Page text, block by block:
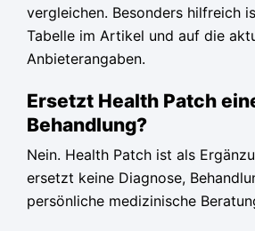
vergleichen. Besonders hilfreich
Tabelle im Artikel und auf die
Anbieterangaben.
Ersetzt Health Patch
Behandlung?
Nein. Health Patch ist als
ersetzt keine Diagnose,
persönliche medizinische